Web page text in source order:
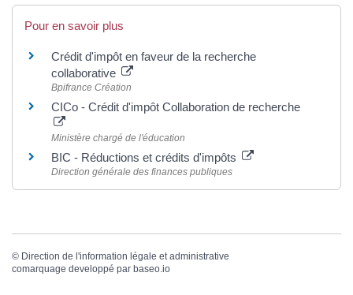
Pour en savoir plus
Crédit d'impôt en faveur de la recherche
collaborative
Bpifrance Création
CICo - Crédit d'impôt Collaboration de recherche
Ministère chargé de l'éducation
BIC - Réductions et crédits d'impôts
Direction générale des finances publiques
© Direction de l'information légale et administrative
comarquage developpé par baseo.io